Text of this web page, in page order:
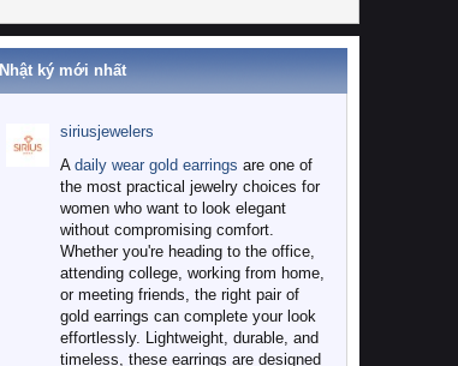
Nhật ký mới nhất
siriusjewelers
A daily wear gold earrings are one of
the most practical jewelry choices for
women who want to look elegant
without compromising comfort.
Whether you're heading to the office,
attending college, working from home,
or meeting friends, the right pair of
gold earrings can complete your look
effortlessly. Lightweight, durable, and
timeless, these earrings are designed